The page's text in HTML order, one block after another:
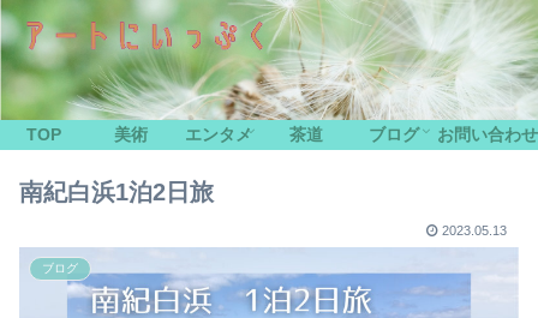
TOP 美術 エンタメ 茶道 ブログ お問い合わせ
南紀白浜1泊2日旅
2023.05.13
ブログ